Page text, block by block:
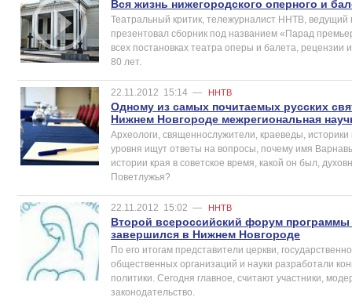
Вся жизнь нижегородского оперного и
Театральный критик, тележурналист ННТВ,
презентовал сборник под названием «Парад
всех постановках театра оперы и балета, рецензии
80 лет.
22.11.2012 15:14 — ННТВ
Одному из самых почитаемых русских
Нижнем Новгороде межрегиональная
Археологи, священнослужители, краеведы, историки
уровня ищут ответы на вопросы, почему имя
истории края в советское время, какой он был,
Поветлужья?
22.11.2012 15:02 — ННТВ
Второй всероссийский форум программы
завершился в Нижнем Новгороде
По его итогам представители церкви,
общественных организаций и науки разработали
политики. Сегодня главное, считают участники,
законодательство.